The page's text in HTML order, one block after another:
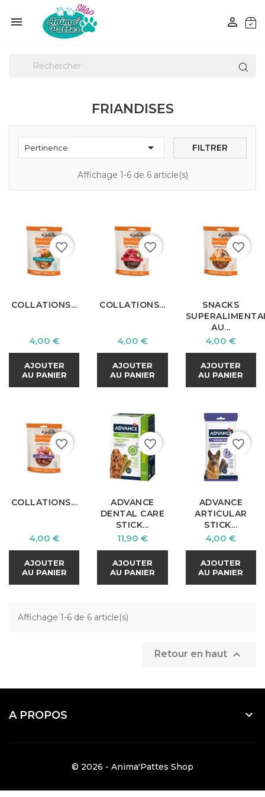
 
FRIANDISES
Pertinence  FILTRER
Affichage 1-6 de 6 article(s)
COLLATIONS...
Prix
4,00 €
AJOUTER
AU PANIER
favorite_border
COLLATIONS...
Prix
4,00 €
AJOUTER
AU PANIER
favorite_border
SNACKS
AU...
Prix
4,00 €
AJOUTER
AU PANIER
favorite_border
COLLATIONS...
Prix
4,00 €
AJOUTER
AU PANIER
favorite_border
ADVANCE
DENTAL CARE
STICK...
Prix
11,90 €
AJOUTER
AU PANIER
favorite_border
ADVANCE
ARTICULAR
STICK...
Prix
4,00 €
AJOUTER
AU PANIER
favorite_border
Affichage 1-6 de 6 article(s)
Retour en haut 
A PROPOS 
© 2026 - Anima'Pattes Shop